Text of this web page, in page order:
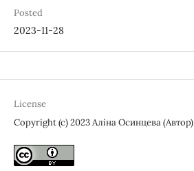
Posted
2023-11-28
License
Copyright (c) 2023 Аліна Осинцева (Автор)